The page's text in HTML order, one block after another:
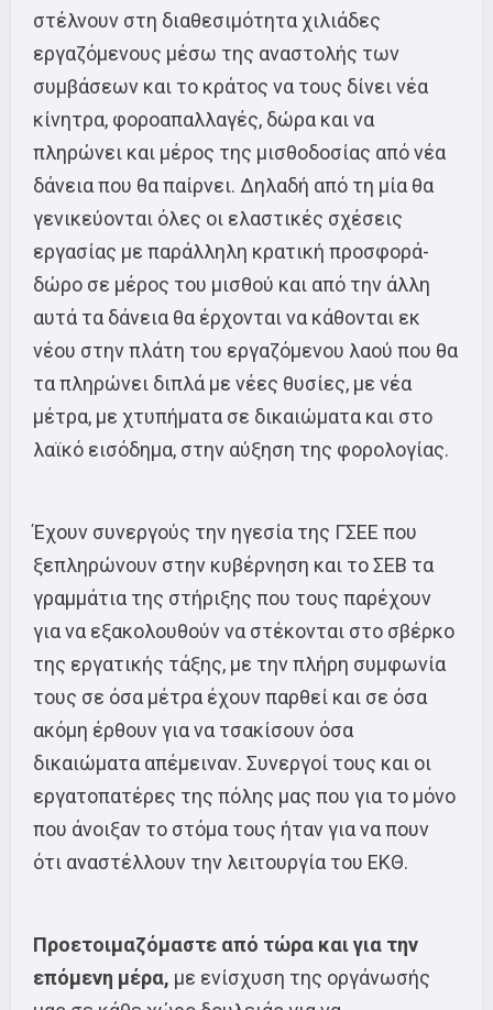
στέλνουν στη διαθεσιμότητα χιλιάδες
εργαζόμενους μέσω της αναστολής των
συμβάσεων και το κράτος να τους δίνει νέα
κίνητρα, φοροαπαλλαγές, δώρα και να
πληρώνει και μέρος της μισθοδοσίας από νέα
δάνεια που θα παίρνει. Δηλαδή από τη μία θα
γενικεύονται όλες οι ελαστικές σχέσεις
εργασίας με παράλληλη κρατική προσφορά-
δώρο σε μέρος του μισθού και από την άλλη
αυτά τα δάνεια θα έρχονται να κάθονται εκ
νέου στην πλάτη του εργαζόμενου λαού που θα
τα πληρώνει διπλά με νέες θυσίες, με νέα
μέτρα, με χτυπήματα σε δικαιώματα και στο
λαϊκό εισόδημα, στην αύξηση της φορολογίας.
Έχουν συνεργούς την ηγεσία της ΓΣΕΕ που
ξεπληρώνουν στην κυβέρνηση και το ΣΕΒ τα
γραμμάτια της στήριξης που τους παρέχουν
για να εξακολουθούν να στέκονται στο σβέρκο
της εργατικής τάξης, με την πλήρη συμφωνία
τους σε όσα μέτρα έχουν παρθεί και σε όσα
ακόμη έρθουν για να τσακίσουν όσα
δικαιώματα απέμειναν. Συνεργοί τους και οι
εργατοπατέρες της πόλης μας που για το μόνο
που άνοιξαν το στόμα τους ήταν για να πουν
ότι αναστέλλουν την λειτουργία του ΕΚΘ.
Προετοιμαζόμαστε από τώρα και για την
επόμενη μέρα, με ενίσχυση της οργάνωσής